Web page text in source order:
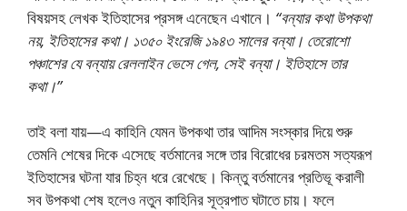
বিষয়সহ লেখক ইতিহাসের প্রসঙ্গ এনেছেন এখানে। “বন্যার কথা উপকথা
নয়, ইতিহাসের কথা। ১৩৫০ ইংরেজি ১৯৪৩ সালের বন্যা। তেরােশাে
পঞ্চাশের যে বন্যায় রেললাইন ভেসে গেল, সেই বন্যা। ইতিহাসে তার
কথা।”
তাই বলা যায়—এ কাহিনি যেমন উপকথা তার আদিম সংস্কার দিয়ে শুরু
তেমনি শেষের দিকে এসেছে বর্তমানের সঙ্গে তার বিরােধের চরমতম সত্যরূপ
ইতিহাসের ঘটনা যার চিহ্ন ধরে রেখেছে। কিন্তু বর্তমানের প্রতিভূ করালী
সব উপকথা শেষ হলেও নতুন কাহিনির সূত্রপাত ঘটাতে চায়। ফলে